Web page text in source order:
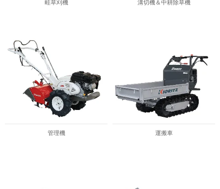
畦草刈機 溝切機＆中耕除草機
管理機 運搬車